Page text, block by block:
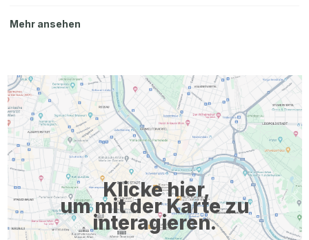
Angehörigen.
Mehr ansehen
Klicke hier,
um mit der Karte zu
interagieren.